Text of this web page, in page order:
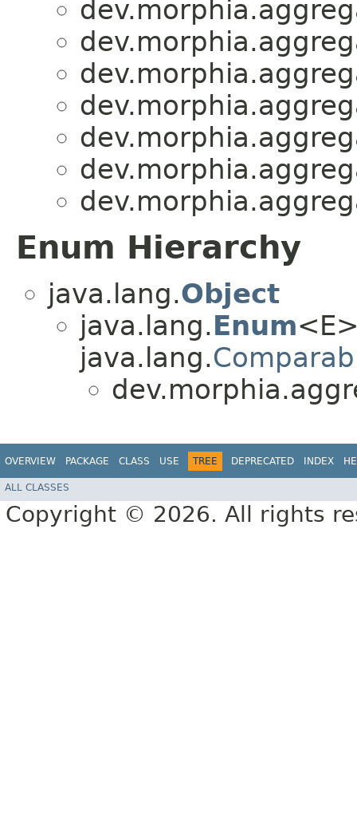
Enum Hierarchy
java.lang.Object
java.lang.Enum
java.lang.
OVERVIEW PACKAGE CLASS USE TREE DEPRECATED INDEX
ALL CLASSES
Copyright © 2026. All rights